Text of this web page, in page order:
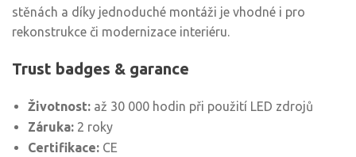
stěnách a díky jednoduché montáži je vhodné i pro
rekonstrukce či modernizace interiéru.
Trust badges & garance
Životnost: až 30 000 hodin při použití LED zdrojů
Záruka: 2 roky
Certifikace: CE